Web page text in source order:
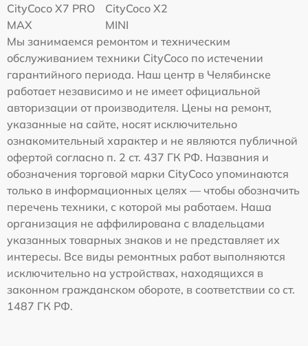
CityCoco X7 PRO
MAX
CityCoco X2
MINI
Мы занимаемся ремонтом и техническим
обслуживанием техники CityCoco по истечении
гарантийного периода. Наш центр в Челябинске
работает независимо и не имеет официальной
авторизации от производителя. Цены на ремонт,
указанные на сайте, носят исключительно
ознакомительный характер и не являются публичной
офертой согласно п. 2 ст. 437 ГК РФ. Названия и
обозначения торговой марки CityCoco упоминаются
только в информационных целях — чтобы обозначить
перечень техники, с которой мы работаем. Наша
организация не аффилирована с владельцами
указанных товарных знаков и не представляет их
интересы. Все виды ремонтных работ выполняются
исключительно на устройствах, находящихся в
законном гражданском обороте, в соответствии со ст.
1487 ГК РФ.